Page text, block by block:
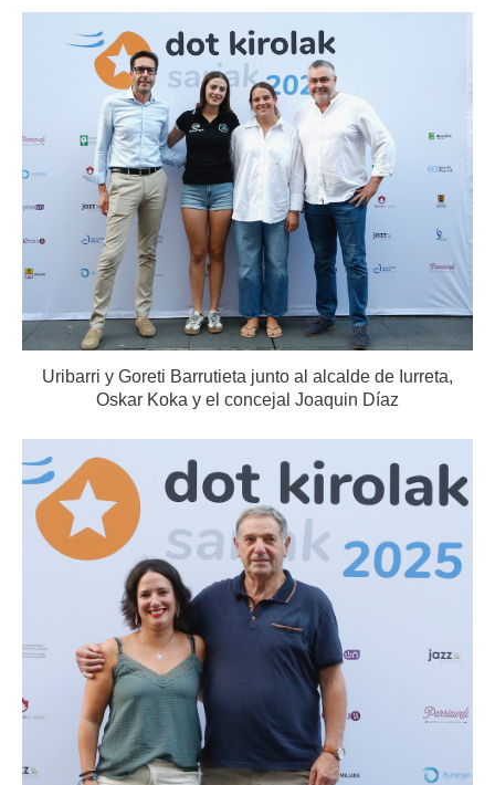
Uribarri y Goreti Barrutieta junto al alcalde de Iurreta,
Oskar Koka y el concejal Joaquin Díaz